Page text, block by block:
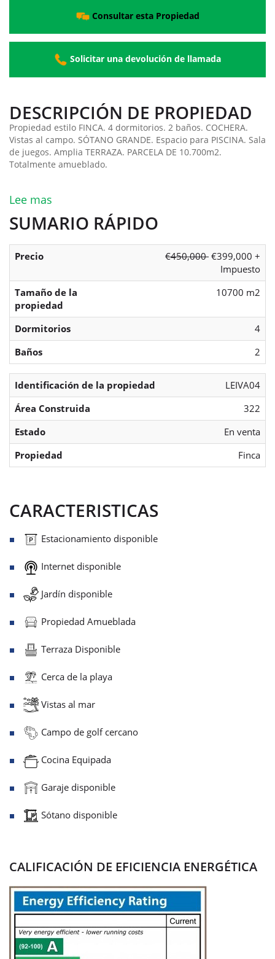
Consultar esta Propiedad
Solicitar una devolución de llamada
DESCRIPCIÓN DE PROPIEDAD
Propiedad estilo FINCA. 4 dormitorios. 2 baños. COCHERA.
Vistas al campo. SÓTANO GRANDE. Espacio para PISCINA. Sala
de juegos. Amplia TERRAZA. PARCELA DE 10.700m2.
Totalmente amueblado.
Lee mas
SUMARIO RÁPIDO
Precio €450,000 €399,000 +
Impuesto
Tamaño de la
propiedad
10700 m2
Dormitorios
4
Baños
2
Identificación de la propiedad
LEIVA04
Área Construida
322
Estado
En venta
Propiedad
Finca
CARACTERISTICAS
Estacionamiento disponible
Internet disponible
Jardín disponible
Propiedad Amueblada
Terraza Disponible
Cerca de la playa
Vistas al mar
Campo de golf cercano
Cocina Equipada
Garaje disponible
Sótano disponible
CALIFICACIÓN DE EFICIENCIA ENERGÉTICA